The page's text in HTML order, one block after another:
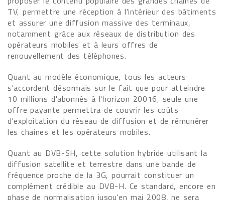
TV, permettre une réception à l'intérieur des bâtiments
et assurer une diffusion massive des terminaux,
notamment grâce aux réseaux de distribution des
opérateurs mobiles et à leurs offres de
renouvellement des téléphones.
Quant au modèle économique, tous les acteurs
s'accordent désormais sur le fait que pour atteindre
10 millions d'abonnés à l'horizon 20016, seule une
offre payante permettra de couvrir les coûts
d'exploitation du réseau de diffusion et de rémunérer
les chaînes et les opérateurs mobiles.
Quant au DVB-SH, cette solution hybride utilisant la
diffusion satellite et terrestre dans une bande de
fréquence proche de la 3G, pourrait constituer un
complément crédible au DVB-H. Ce standard, encore en
phase de normalisation jusqu'en mai 2008, ne sera